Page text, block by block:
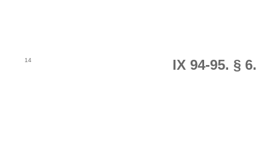
14 IX 94-95. § 6.